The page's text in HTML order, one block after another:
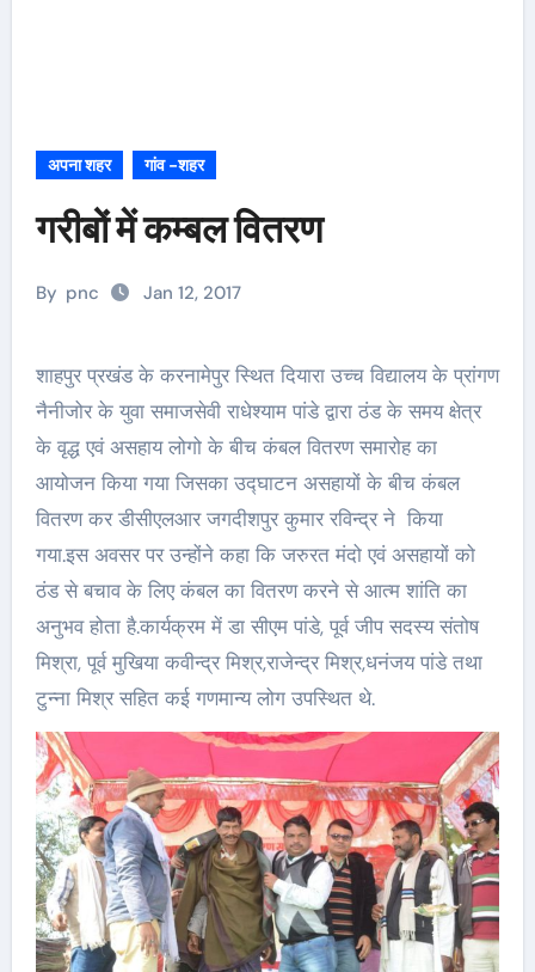
अपना शहर गांव -शहर
गरीबों में कम्बल वितरण
By pnc Jan 12, 2017
शाहपुर प्रखंड के करनामेपुर स्थित दियारा उच्च विद्यालय के प्रांगण
नैनीजोर के युवा समाजसेवी राधेश्याम पांडे द्वारा ठंड के समय क्षेत्र
के वृद्ध एवं असहाय लोगो के बीच कंबल वितरण समारोह का
आयोजन किया गया जिसका उद्घाटन असहायों के बीच कंबल
वितरण कर डीसीएलआर जगदीशपुर कुमार रविन्द्र ने किया
गया.इस अवसर पर उन्होंने कहा कि जरुरत मंदो एवं असहायों को
ठंड से बचाव के लिए कंबल का वितरण करने से आत्म शांति का
अनुभव होता है.कार्यक्रम में डा सीएम पांडे, पूर्व जीप सदस्य संतोष
मिश्रा, पूर्व मुखिया कवीन्द्र मिश्र,राजेन्द्र मिश्र,धनंजय पांडे तथा
टुन्ना मिश्र सहित कई गणमान्य लोग उपस्थित थे.